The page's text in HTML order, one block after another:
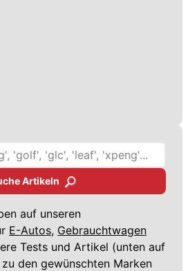
Artikeln
auf unseren
E-Autos, Gebrauchtwagen
Tests und Artikel (unten auf
den gewünschten Marken